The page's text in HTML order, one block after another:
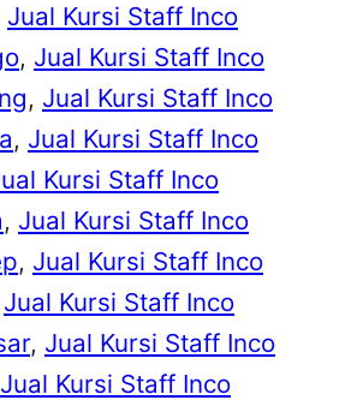
Jual Kursi Staff Inco
, Jual Kursi Staff Inco
, Jual Kursi Staff Inco
, Jual Kursi Staff Inco
Kursi Staff Inco
, Jual Kursi Staff Inco
, Jual Kursi Staff Inco
Jual Kursi Staff Inco
, Jual Kursi Staff Inco
Jual Kursi Staff Inco